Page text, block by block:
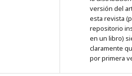
versión del
esta revista
repositorio
en un libro)
claramente
por primera